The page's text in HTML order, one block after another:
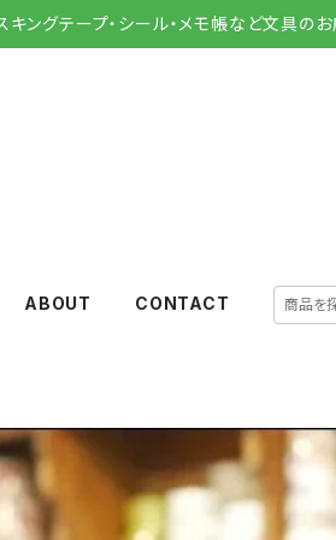
キングテープ・シール・メモ帳など文具の
ABOUT CONTACT